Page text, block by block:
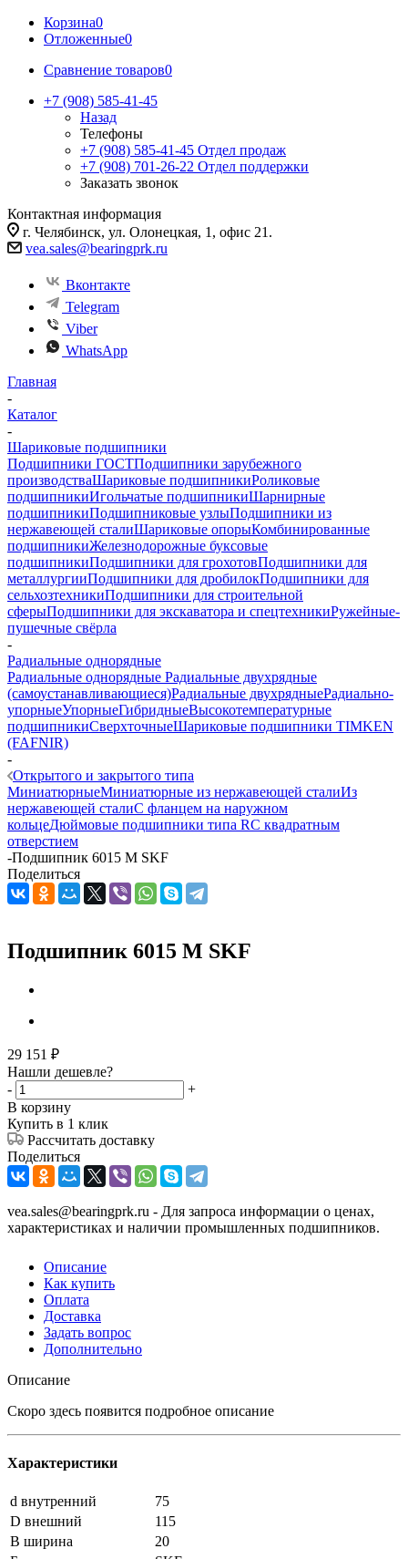
Корзина0
Отложенные0
Сравнение товаров0
+7 (908) 585-41-45
Назад
Телефоны
+7 (908) 585-41-45 Отдел продаж
+7 (908) 701-26-22 Отдел поддержки
Заказать звонок
Контактная информация
г. Челябинск, ул. Олонецкая, 1, офис 21.
vea.sales@bearingprk.ru
Вконтакте
Telegram
Viber
WhatsApp
Главная
-
Каталог
-
Шариковые подшипники
Подшипники ГОСТПодшипники зарубежного
производстваШариковые подшипникиРоликовые
подшипникиИгольчатые подшипникиШарнирные
подшипникиПодшипниковые узлыПодшипники из
нержавеющей сталиШариковые опорыКомбинированные
подшипникиЖелезнодорожные буксовые
подшипникиПодшипники для грохотовПодшипники для
металлургииПодшипники для дробилокПодшипники для
сельхозтехникиПодшипники для строительной
сферыПодшипники для экскаватора и спецтехникиРужейные-
пушечные свёрла
-
Радиальные однорядные
Радиальные однорядные Радиальные двухрядные
(самоустанавливающиеся)Радиальные двухрядныеРадиально-
упорныеУпорныеГибридныеВысокотемпературные
подшипникиСверхточныеШариковые подшипники TIMKEN
(FAFNIR)
-
Открытого и закрытого типа
МиниатюрныеМиниатюрные из нержавеющей сталиИз
нержавеющей сталиС фланцем на наружном
кольцеДюймовые подшипники типа RС квадратным
отверстием
-Подшипник 6015 M SKF
Поделиться
Подшипник 6015 M SKF
29 151 ₽
Нашли дешевле?
-
+
В корзину
Купить в 1 клик
Рассчитать доставку
Поделиться
vea.sales@bearingprk.ru - Для запроса информации о ценах,
характеристиках и наличии промышленных подшипников.
Описание
Как купить
Оплата
Доставка
Задать вопрос
Дополнительно
Описание
Скоро здесь появится подробное описание
Характеристики
d внутренний
75
D внешний
115
B ширина
20